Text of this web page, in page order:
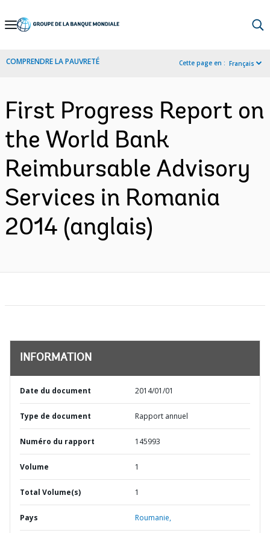
Skip
Navigation
COMPRENDRE LA PAUVRETÉ Cette page en : Français
First Progress Report on
the World Bank
Reimbursable Advisory
Services in Romania
2014 (anglais)
INFORMATION
Date du document 2014/01/01
Type de document Rapport annuel
Numéro du rapport 145993
Volume 1
Total Volume(s) 1
Pays Roumanie,